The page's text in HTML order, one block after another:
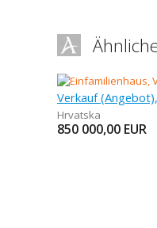
Verkauf
Hrvatska
850 000,00 EUR